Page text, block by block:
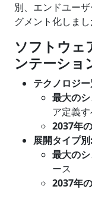
別、エンドユー
グメント化しまし
ソフトウェ
ンテーショ
テクノロジー
最大の
ア定義
2037年
展開タイプ別:
最大の
ース
2037年